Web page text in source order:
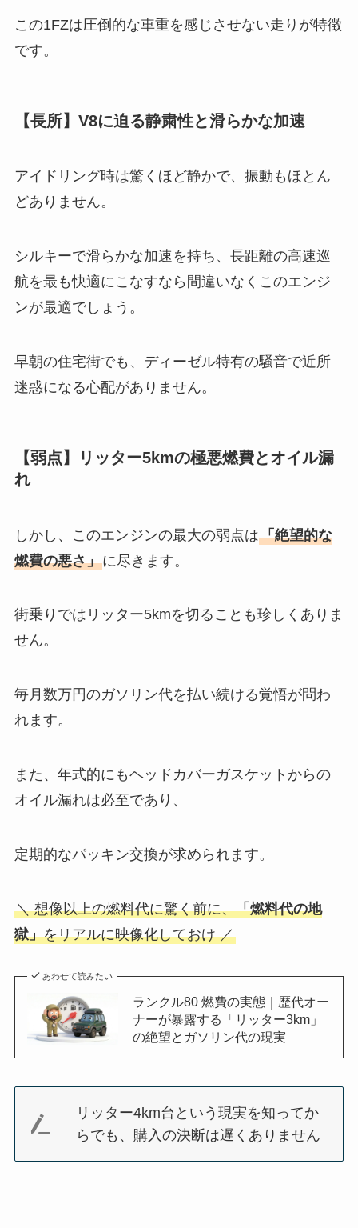
この1FZは圧倒的な車重を感じさせない走りが特徴
です。
【長所】V8に迫る静粛性と滑らかな加速
アイドリング時は驚くほど静かで、振動もほとん
どありません。
シルキーで滑らかな加速を持ち、長距離の高速巡
航を最も快適にこなすなら間違いなくこのエンジ
ンが最適でしょう。
早朝の住宅街でも、ディーゼル特有の騒音で近所
迷惑になる心配がありません。
【弱点】リッター5kmの極悪燃費とオイル漏
れ
しかし、このエンジンの最大の弱点は「絶望的な
燃費の悪さ」に尽きます。
街乗りではリッター5kmを切ることも珍しくありま
せん。
毎月数万円のガソリン代を払い続ける覚悟が問わ
れます。
また、年式的にもヘッドカバーガスケットからの
オイル漏れは必至であり、
定期的なパッキン交換が求められます。
＼ 想像以上の燃料代に驚く前に、「燃料代の地
獄」をリアルに映像化しておけ ／
あわせて読みたい
ランクル80 燃費の実態｜歴代オー
ナーが暴露する「リッター3km」
の絶望とガソリン代の現実
リッター4km台という現実を知ってか
らでも、購入の決断は遅くありません